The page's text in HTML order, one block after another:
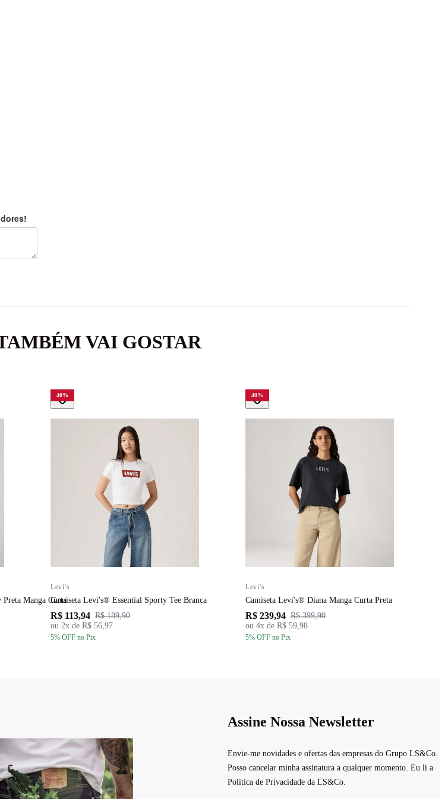
VAI GOSTAR
Manga Curta
40%
Levi's
Camiseta Levi's® Essential Sporty Tee Branca
R$ 113,94 R$ 189,90
ou 2x de R$ 56,97
5% OFF no Pix
40%
Levi's
Camiseta Levi's® Diana Manga Curta Preta
R$ 239,94 R$ 399,90
ou 4x de R$ 59,98
5% OFF no Pix
Assine Nossa Newsletter
Envie-me novidades e ofertas das empresas do Grupo LS&Co.
Posso cancelar minha assinatura a qualquer momento. Eu li a
Política de Privacidade da LS&Co.